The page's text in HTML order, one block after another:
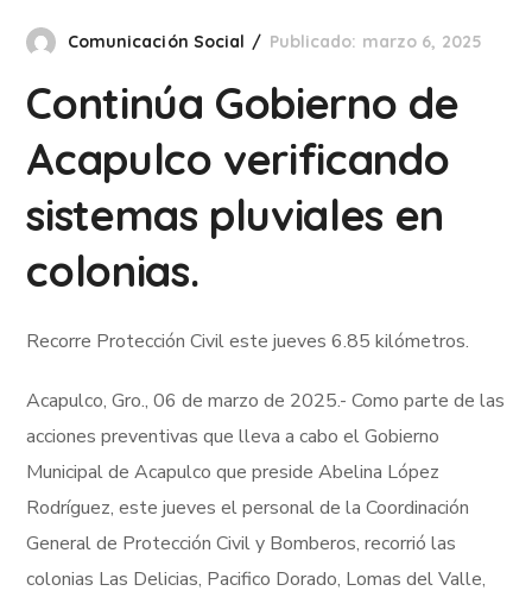
Comunicación Social Publicado: marzo 6, 2025
Continúa Gobierno de
Acapulco verificando
sistemas pluviales en
colonias.
Recorre Protección Civil este jueves 6.85 kilómetros.
Acapulco, Gro., 06 de marzo de 2025.- Como parte de las
acciones preventivas que lleva a cabo el Gobierno
Municipal de Acapulco que preside Abelina López
Rodríguez, este jueves el personal de la Coordinación
General de Protección Civil y Bomberos, recorrió las
colonias Las Delicias, Pacifico Dorado, Lomas del Valle,